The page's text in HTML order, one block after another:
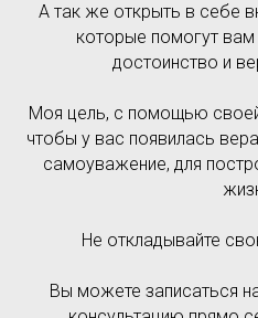
А так же открыть в себе
которые помогут
достоинство и
Моя цель, с помощью
чтобы у вас появилась
самоуважение, для
Не откладывайте
Вы можете записаться